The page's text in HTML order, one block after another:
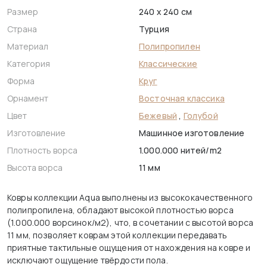
Размер
240 x 240 см
Страна
Турция
Материал
Полипропилен
Категория
Классические
Форма
Круг
Орнамент
Восточная классика
Цвет
Бежевый , Голубой
Изготовление
Машинное изготовление
Плотность ворса
1.000.000 нитей/m2
Высота ворса
11 мм
Ковры коллекции Aqua выполнены из высококачественного
полипропилена, обладают высокой плотностью ворса
(1.000.000 ворсинок/м2), что, в сочетании с высотой ворса
11 мм, позволяет коврам этой коллекции передавать
приятные тактильные ощущения от нахождения на ковре и
исключают ощущение твёрдости пола.